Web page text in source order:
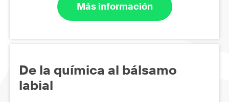
Más información
De la química al bálsamo
labial